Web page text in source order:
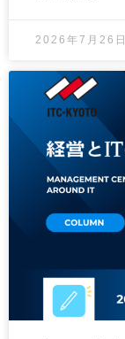
2026年7月26日